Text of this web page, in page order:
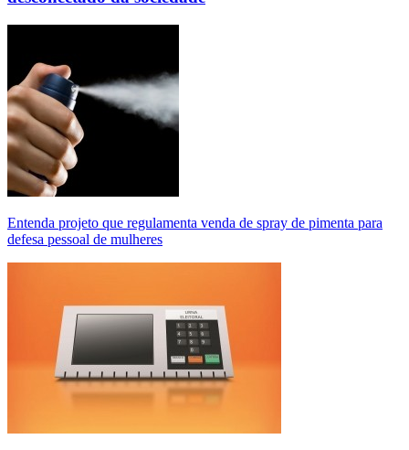
Entenda projeto que regulamenta venda de spray de pimenta para
defesa pessoal de mulheres